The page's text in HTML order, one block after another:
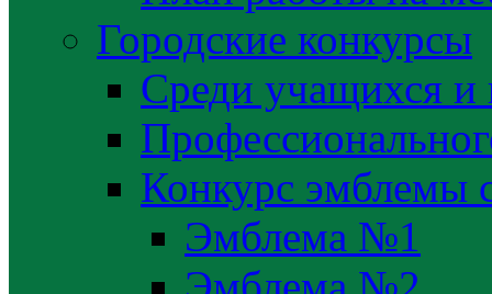
Городские конкурсы
Среди учащихся и
Конкурс эмблемы
Эмблема №1